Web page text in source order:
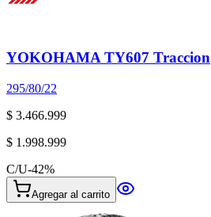
YOKOHAMA TY607 Traccion
295/80/22
$ 3.466.999
$ 1.998.999
C/U-42%
Agregar al carrito